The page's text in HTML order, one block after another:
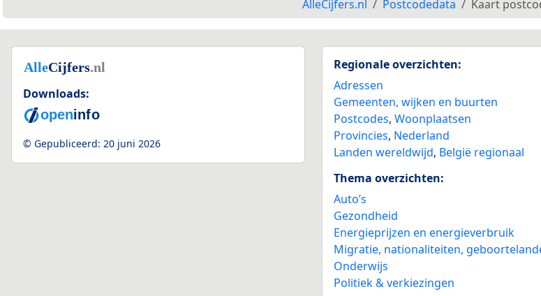
AlleCijfers.nl Postcodedata Kaart
Downloads:
© Gepubliceerd: 20 juni 2026
Regionale overzichten:
Adressen
Gemeenten, wijken en buurten
Postcodes,Woonplaatsen
Provincies, Nederland
Landen wereldwijd, België regionaal
Thema overzichten:
Auto’s
Gezondheid
Energieprijzen en energieverbruik
Migratie, nationaliteiten,
Onderwijs
Politiek & verkiezingen